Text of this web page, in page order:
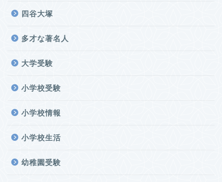
四谷大塚
多才な著名人
大学受験
小学校受験
小学校情報
小学校生活
幼稚園受験